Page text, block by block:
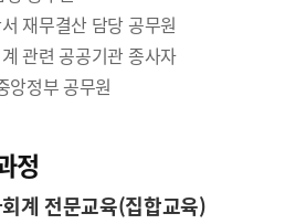
재무결산 담당 공무원
관련 공공기관 종사자
앙정부 공무원
정
계 전문교육(집합교육)